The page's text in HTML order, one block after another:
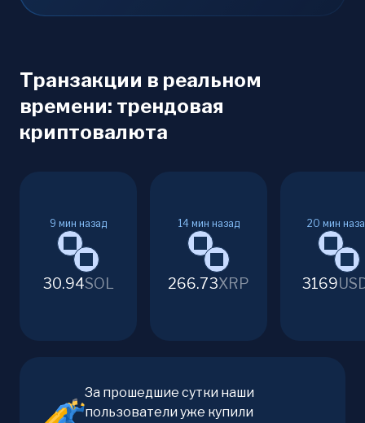
Транзакции в реальном
времени: трендовая
криптовалюта
9 мин назад
30.94SOL
14 мин назад
266.73XRP
20 мин
3169
За прошедшие сутки наши
пользователи уже купили